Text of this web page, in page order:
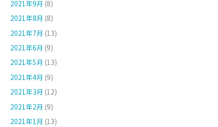
2021年9月 (8)
2021年8月 (8)
2021年7月 (13)
2021年6月 (9)
2021年5月 (13)
2021年4月 (9)
2021年3月 (12)
2021年2月 (9)
2021年1月 (13)